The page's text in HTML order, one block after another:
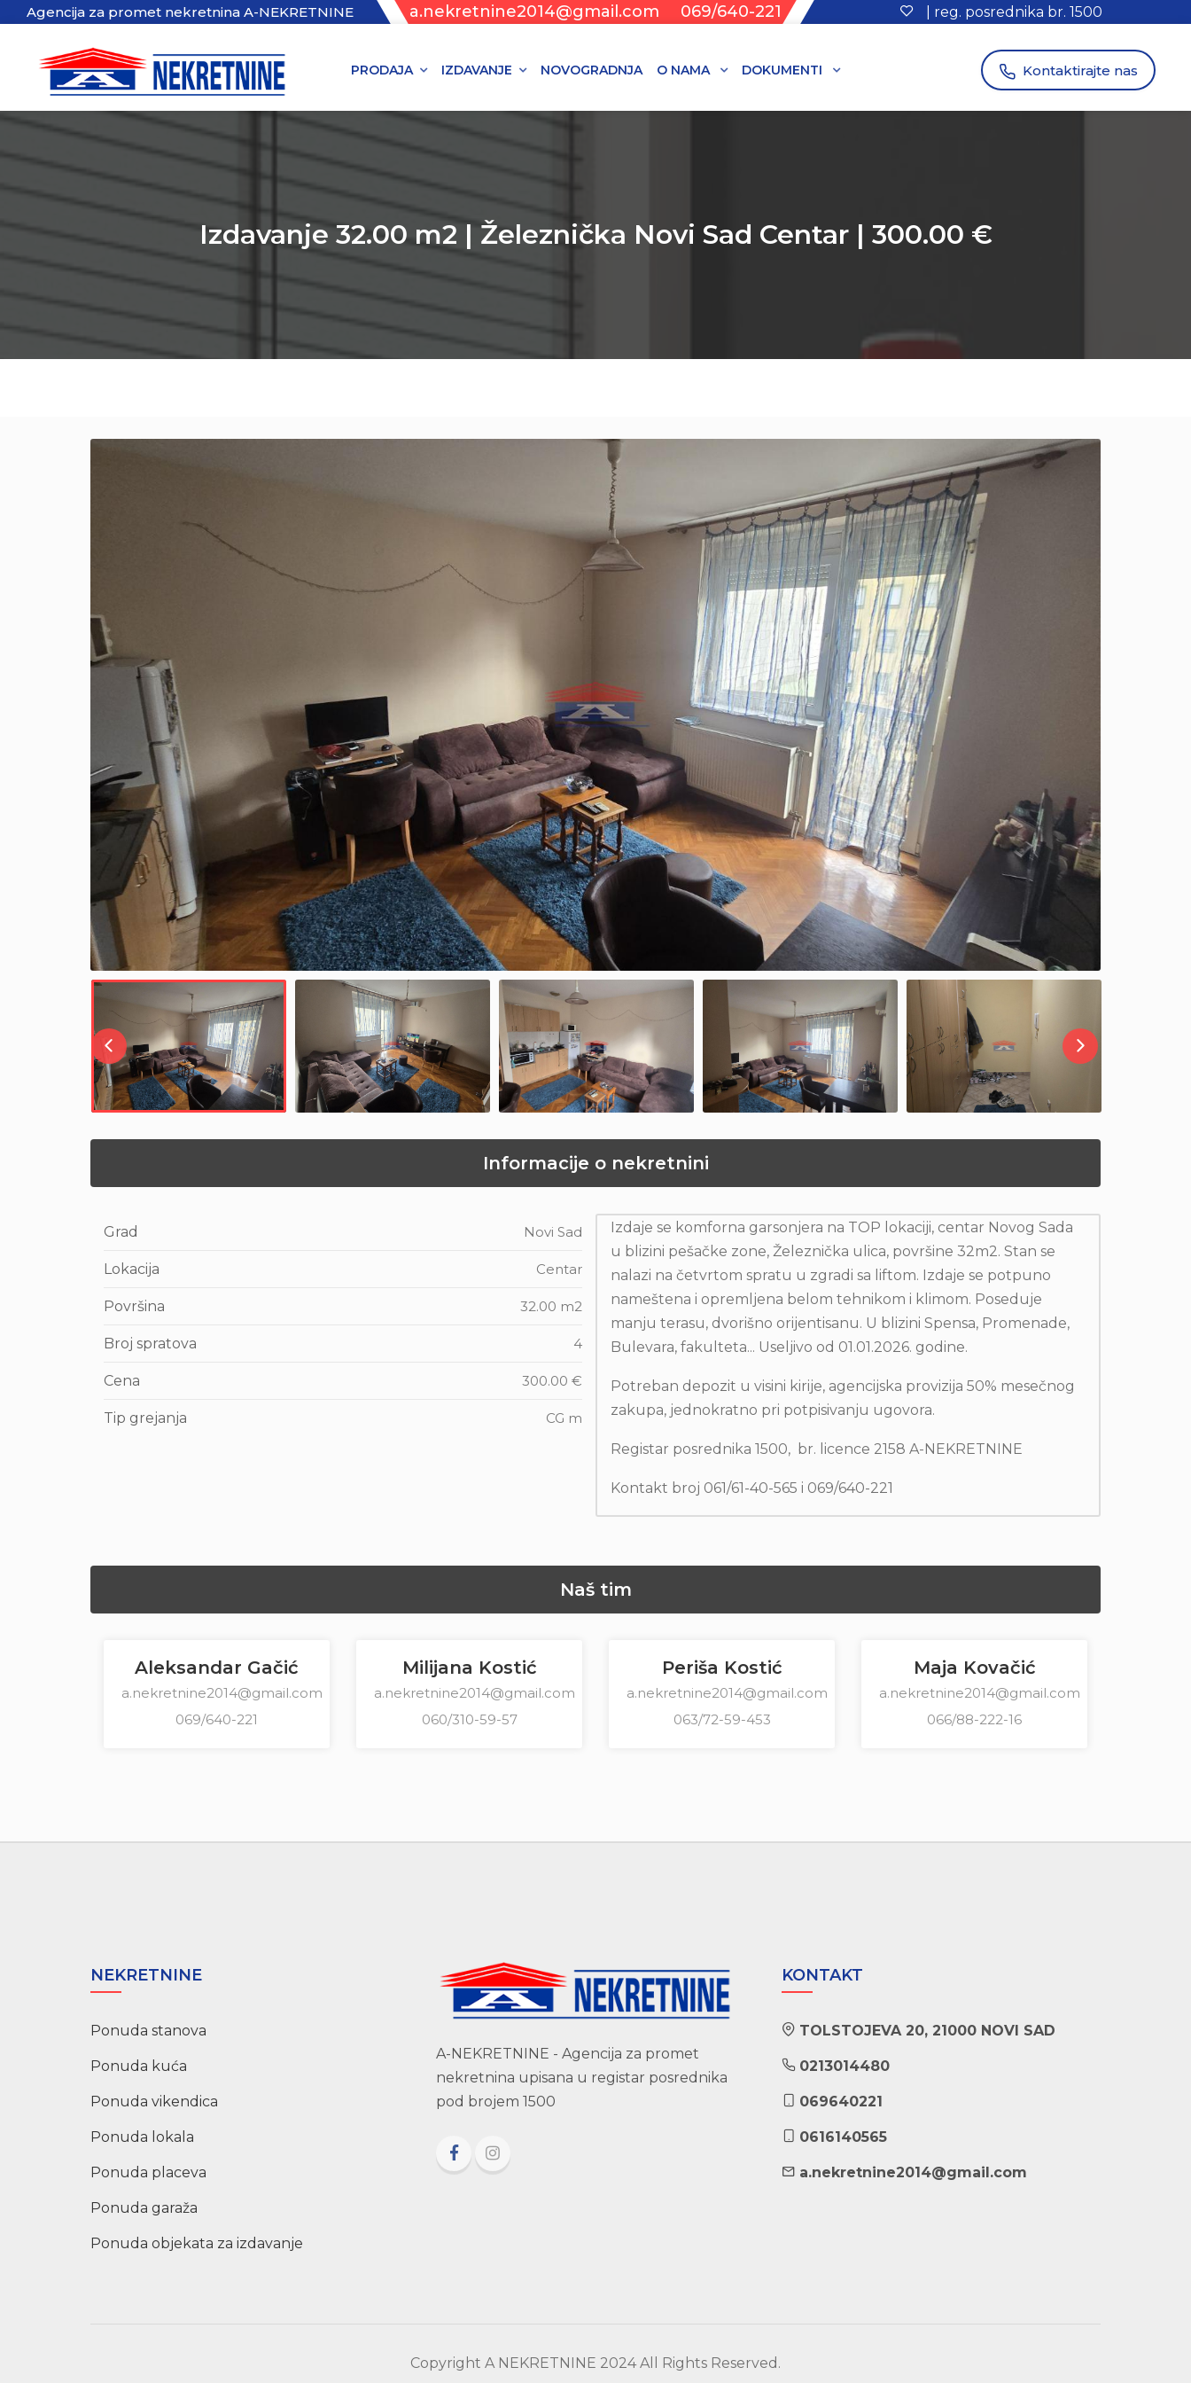
Agencija za promet nekretnina A-NEKRETNINE a.nekretnine2014@gmail.com 069/640-221 | reg. posrednika br. 1500
PRODAJA IZDAVANJE NOVOGRADNJA O NAMA DOKUMENTI Kontaktirajte nas
Izdavanje 32.00 m2 | Železnička Novi Sad Centar | 300.00 €
Informacije o nekretnini
Grad Novi Sad
Lokacija Centar
Površina 32.00 m2
Broj spratova 4
Cena 300.00 €
Tip grejanja CG m
Izdaje se komforna garsonjera na TOP lokaciji, centar Novog Sada
u blizini pešačke zone, Železnička ulica, površine 32m2. Stan se
nalazi na četvrtom spratu u zgradi sa liftom. Izdaje se potpuno
nameštena i opremljena belom tehnikom i klimom. Poseduje
manju terasu, dvorišno orijentisanu. U blizini Spensa, Promenade,
Bulevara, fakulteta... Useljivo od 01.01.2026. godine.
Potreban depozit u visini kirije, agencijska provizija 50% mesečnog
zakupa, jednokratno pri potpisivanju ugovora.
Registar posrednika 1500, br. licence 2158 A-NEKRETNINE
Kontakt broj 061/61-40-565 i 069/640-221
Naš tim
Aleksandar Gačić
a.nekretnine2014@gmail.com
069/640-221
Milijana Kostić
a.nekretnine2014@gmail.com
060/310-59-57
Periša Kostić
a.nekretnine2014@gmail.com
063/72-59-453
Maja Kovačić
a.nekretnine2014@gmail.com
066/88-222-16
NEKRETNINE
Ponuda stanova
Ponuda kuća
Ponuda vikendica
Ponuda lokala
Ponuda placeva
Ponuda garaža
Ponuda objekata za izdavanje
A-NEKRETNINE - Agencija za promet
nekretnina upisana u registar posrednika
pod brojem 1500
KONTAKT
TOLSTOJEVA 20, 21000 NOVI SAD
0213014480
069640221
0616140565
a.nekretnine2014@gmail.com
Copyright A NEKRETNINE 2024 All Rights Reserved.